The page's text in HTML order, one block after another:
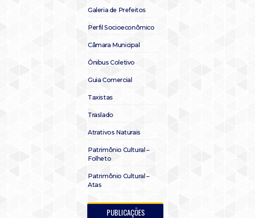
Galeria de Prefeitos
Perfil Socioeconômico
Câmara Municipal
Ônibus Coletivo
Guia Comercial
Taxistas
Traslado
Atrativos Naturais
Patrimônio Cultural –
Folheto
Patrimônio Cultural –
Atas
PUBLICAÇÕES